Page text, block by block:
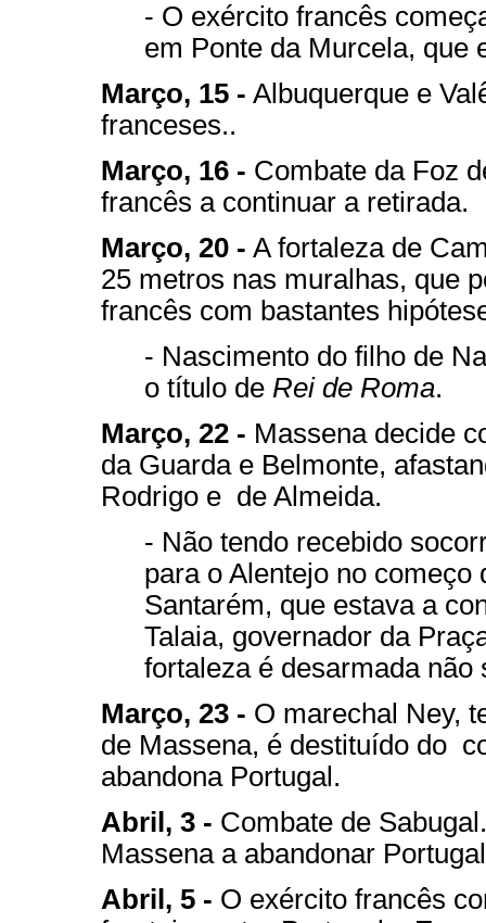
- O exército francês
em Ponte da Murcela, que
Março, 15 - Albuquerque e
franceses..
Março, 16 - Combate da Foz
francês a continuar a retirada.
Março, 20 - A fortaleza de
25 metros nas muralhas, que
francês com bastantes
- Nascimento do filho de
o título de Rei de Roma.
Março, 22 - Massena decide
da Guarda e Belmonte,
Rodrigo e de Almeida.
- Não tendo recebido
para o Alentejo no
Santarém, que estava a
Talaia, governador da
fortaleza é desarmada não
Março, 23 - O marechal Ney,
de Massena, é destituído do
abandona Portugal.
Abril, 3 - Combate de
Massena a abandonar
Abril, 5 - O exército francês